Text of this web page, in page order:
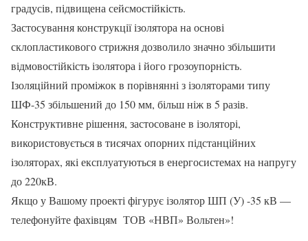
градусів, підвищена сейсмостійкість.
Застосування конструкції ізолятора на основі
склопластикового стрижня дозволило значно збільшити
відмовостійкість ізолятора і його грозоупорність.
Ізоляційний проміжок в порівнянні з ізоляторами типу
ШФ-35 збільшений до 150 мм, більш ніж в 5 разів.
Конструктивне рішення, застосоване в ізоляторі,
використовується в тисячах опорних підстанційних
ізоляторах, які експлуатуються в енергосистемах на напругу
до 220кВ.
Якщо у Вашому проекті фігурує ізолятор ШП (У) -35 кВ —
телефонуйте фахівцям ТОВ «НВП» Вольтен»!